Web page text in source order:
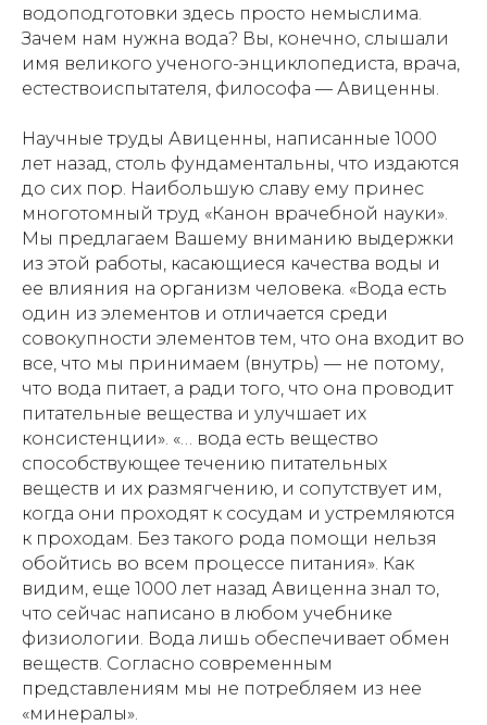
водоподготовки здесь просто немыслима.
Зачем нам нужна вода? Вы, конечно, слышали
имя великого ученого-энциклопедиста, врача,
естествоиспытателя, философа — Авиценны.
Научные труды Авиценны, написанные 1000
лет назад, столь фундаментальны, что издаются
до сих пор. Наибольшую славу ему принес
многотомный труд «Канон врачебной науки».
Мы предлагаем Вашему вниманию выдержки
из этой работы, касающиеся качества воды и
ее влияния на организм человека. «Вода есть
один из элементов и отличается среди
совокупности элементов тем, что она входит во
все, что мы принимаем (внутрь) — не потому,
что вода питает, а ради того, что она проводит
питательные вещества и улучшает их
консистенции». «… вода есть вещество
способствующее течению питательных
веществ и их размягчению, и сопутствует им,
когда они проходят к сосудам и устремляются
к проходам. Без такого рода помощи нельзя
обойтись во всем процессе питания». Как
видим, еще 1000 лет назад Авиценна знал то,
что сейчас написано в любом учебнике
физиологии. Вода лишь обеспечивает обмен
веществ. Согласно современным
представлениям мы не потребляем из нее
«минералы».